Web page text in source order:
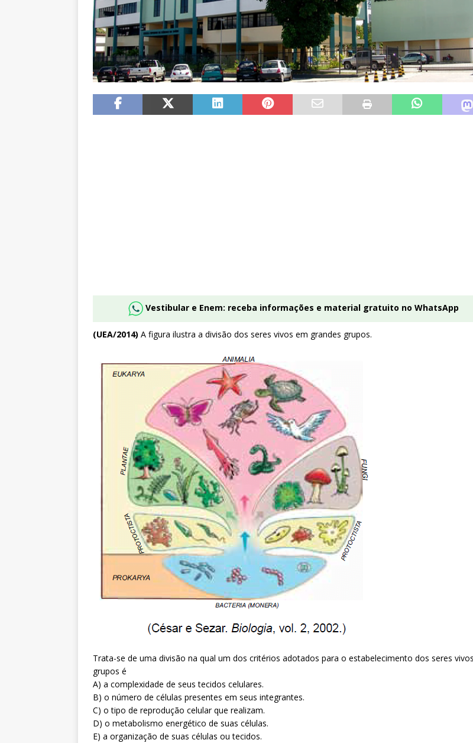
Vestibular e Enem: receba informações e material gratuito no WhatsApp
(UEA/2014) A figura ilustra a divisão dos seres vivos em grandes grupos.
Trata-se de uma divisão na qual um dos critérios adotados para o estabelecimento dos seres
grupos é
A) a complexidade de seus tecidos celulares.
B) o número de células presentes em seus integrantes.
C) o tipo de reprodução celular que realizam.
D) o metabolismo energético de suas células.
E) a organização de suas células ou tecidos.